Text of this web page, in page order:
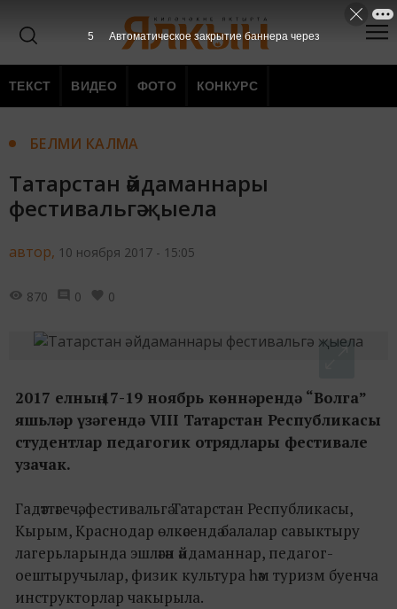
ТЕКСТ ВИДЕО ФОТО КОНКУРС
БЕЛМИ КАЛМА
Татарстан әйдаманнары
фестивальгә җыела
автор, 10 ноября 2017 - 15:05
870 0 0
2017 елның 17-19 ноябрь көннәрендә “Волга”
яшьләр үзәгендә VIII Татарстан Республикасы
студентлар педагогик отрядлары фестивале
узачак.
Гадәттәгечә, фестивальгә Татарстан Республикасы,
Кырым, Краснодар өлкәсендә балалар савыктыру
лагерьларында эшләгән әйдаманнар, педагог-
оештыручылар, физик культура һәм туризм буенча
инструкторлар чакырыла.
4 Автоматическое закрытие баннера через